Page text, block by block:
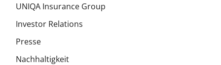
UNIQA Insurance Group
Investor Relations
Presse
Nachhaltigkeit